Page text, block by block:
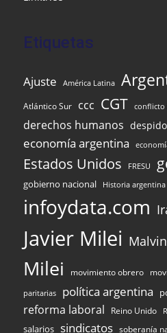
Etiquetas
Ajuste América Latina
Atlántico Sur ccc CGT conflicto
derechos humanos
economía argentina
Estados Unidos FRESU
gobierno nacional Historia argentina
infoydata.com
Javier Milei
Milei movimiento obrero
paritarias política argentina
reforma laboral Reino Unido
salarios sindicatos soberanía